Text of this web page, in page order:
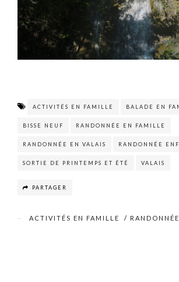
ACTIVITÉS EN FAMILLE BALADE EN
BISSE NEUF RANDONNÉE EN FAMILLE
RANDONNÉE EN VALAIS RANDONNÉE
SORTIE DE PRINTEMPS ET ÉTÉ VALAIS
PARTAGER
ACTIVITÉS EN FAMILLE /